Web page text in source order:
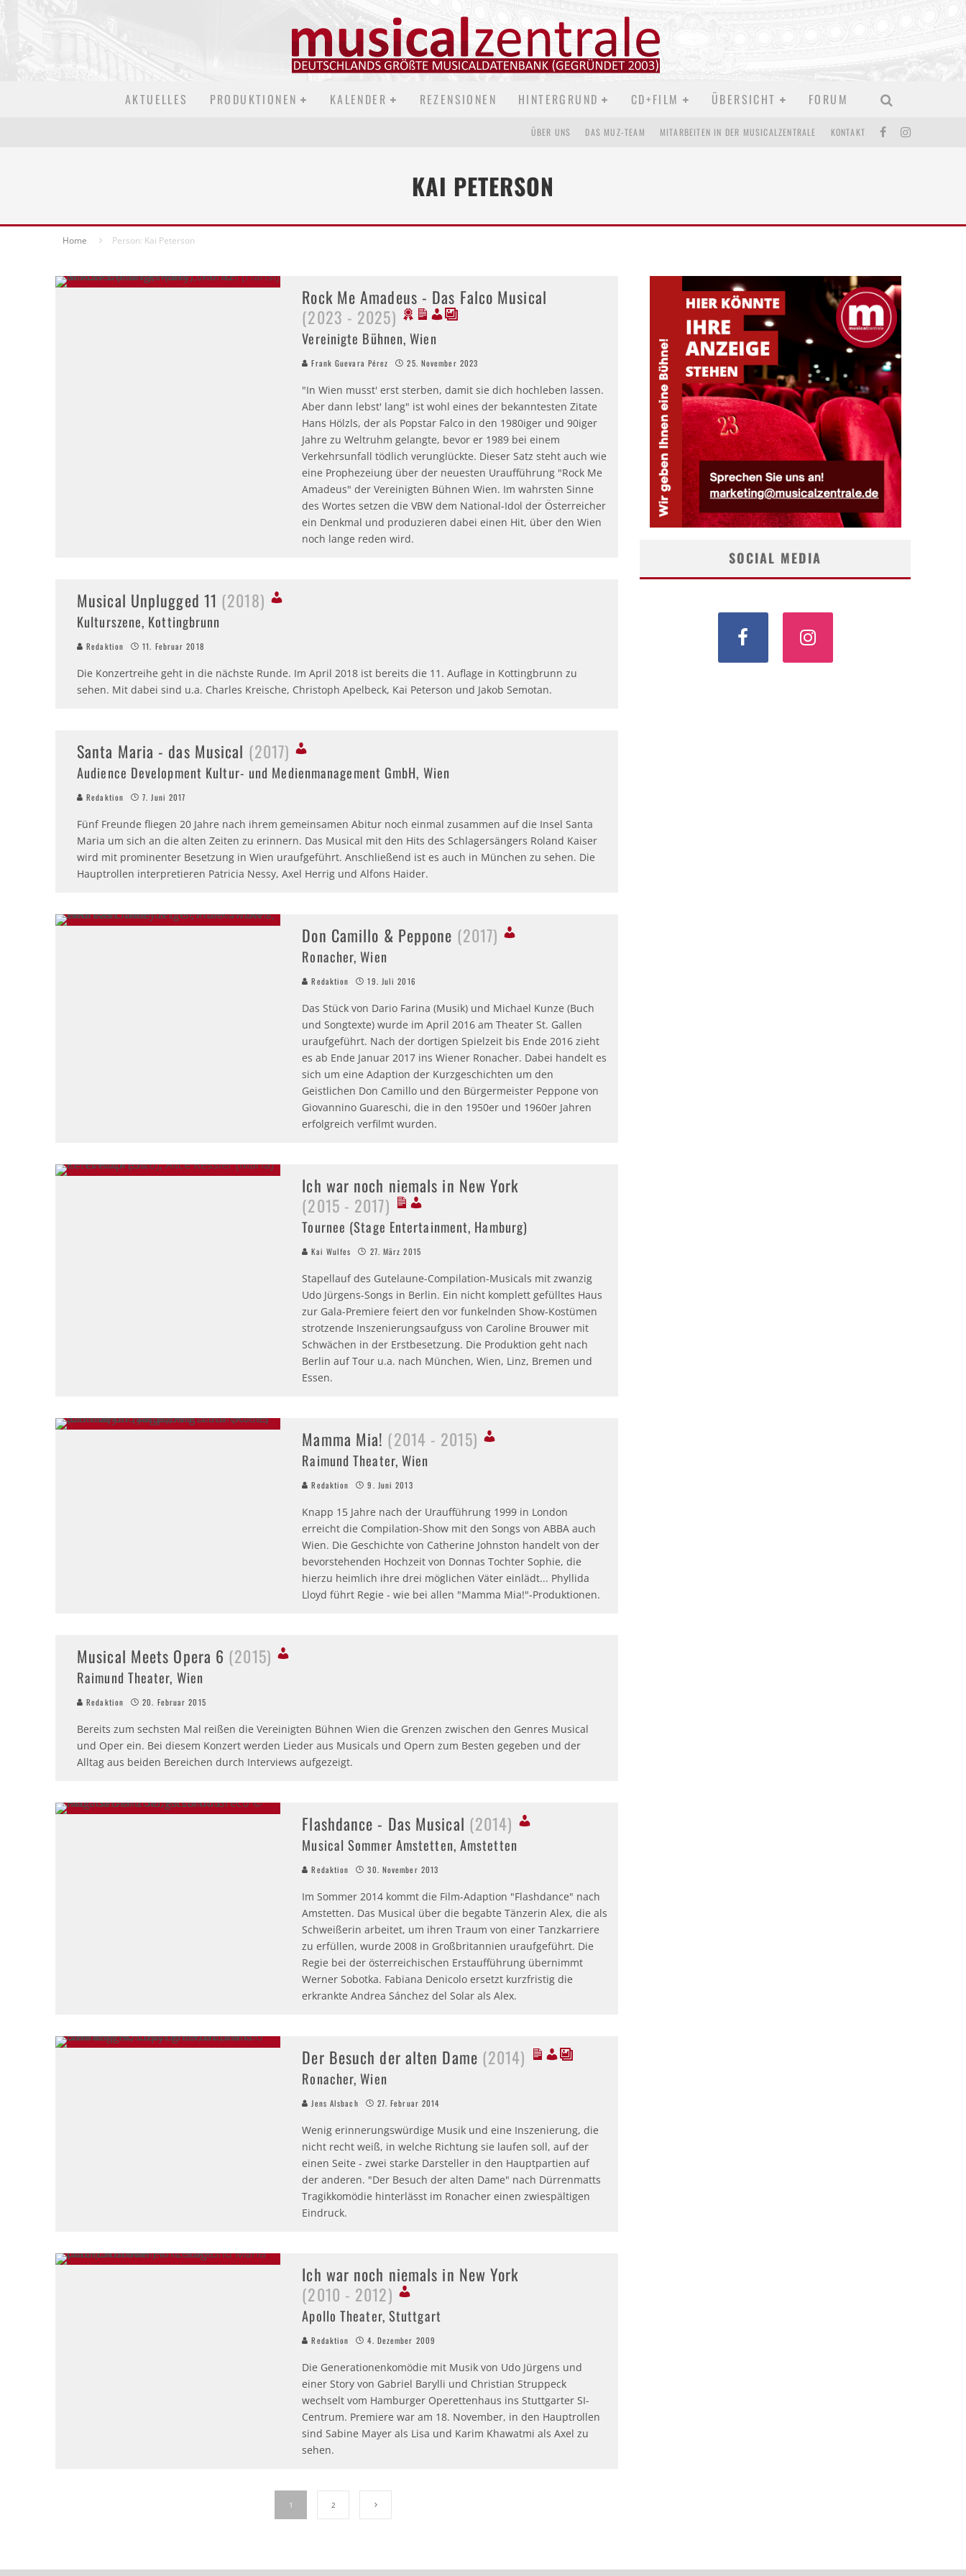
AKTUELLES PRODUKTIONEN KALENDER REZENSIONEN HINTERGRUND CD+FILM ÜBERSICHT FORUM
ÜBER UNS DAS MUZ-TEAM MITARBEITEN IN DER MUSICALZENTRALE KONTAKT
KAI PETERSON
Home Person: Kai Peterson
Rock Me Amadeus - Das Falco Musical
(2023 - 2025)
Vereinigte Bühnen, Wien
Frank Guevara Pérez 25. November 2023
"In Wien musst' erst sterben, damit sie dich hochleben lassen.
Aber dann lebst' lang" ist wohl eines der bekanntesten Zitate
Hans Hölzls, der als Popstar Falco in den 1980iger und 90iger
Jahre zu Weltruhm gelangte, bevor er 1989 bei einem
Verkehrsunfall tödlich verunglückte. Dieser Satz steht auch wie
eine Prophezeiung über der neuesten Uraufführung "Rock Me
Amadeus" der Vereinigten Bühnen Wien. Im wahrsten Sinne
des Wortes setzen die VBW dem National-Idol der Österreicher
ein Denkmal und produzieren dabei einen Hit, über den Wien
noch lange reden wird.
Musical Unplugged 11 (2018)
Kulturszene, Kottingbrunn
Redaktion 11. Februar 2018
Die Konzertreihe geht in die nächste Runde. Im April 2018 ist bereits die 11. Auflage in Kottingbrunn zu
sehen. Mit dabei sind u.a. Charles Kreische, Christoph Apelbeck, Kai Peterson und Jakob Semotan.
Santa Maria - das Musical (2017)
Audience Development Kultur- und Medienmanagement GmbH, Wien
Redaktion 7. Juni 2017
Fünf Freunde fliegen 20 Jahre nach ihrem gemeinsamen Abitur noch einmal zusammen auf die Insel Santa
Maria um sich an die alten Zeiten zu erinnern. Das Musical mit den Hits des Schlagersängers Roland Kaiser
wird mit prominenter Besetzung in Wien uraufgeführt. Anschließend ist es auch in München zu sehen. Die
Hauptrollen interpretieren Patricia Nessy, Axel Herrig und Alfons Haider.
Don Camillo & Peppone (2017)
Ronacher, Wien
Redaktion 19. Juli 2016
Das Stück von Dario Farina (Musik) und Michael Kunze (Buch
und Songtexte) wurde im April 2016 am Theater St. Gallen
uraufgeführt. Nach der dortigen Spielzeit bis Ende 2016 zieht
es ab Ende Januar 2017 ins Wiener Ronacher. Dabei handelt es
sich um eine Adaption der Kurzgeschichten um den
Geistlichen Don Camillo und den Bürgermeister Peppone von
Giovannino Guareschi, die in den 1950er und 1960er Jahren
erfolgreich verfilmt wurden.
Ich war noch niemals in New York
(2015 - 2017)
Tournee (Stage Entertainment, Hamburg)
Kai Wulfes 27. März 2015
Stapellauf des Gutelaune-Compilation-Musicals mit zwanzig
Udo Jürgens-Songs in Berlin. Ein nicht komplett gefülltes Haus
zur Gala-Premiere feiert den vor funkelnden Show-Kostümen
strotzende Inszenierungsaufguss von Caroline Brouwer mit
Schwächen in der Erstbesetzung. Die Produktion geht nach
Berlin auf Tour u.a. nach München, Wien, Linz, Bremen und
Essen.
Mamma Mia! (2014 - 2015)
Raimund Theater, Wien
Redaktion 9. Juni 2013
Knapp 15 Jahre nach der Uraufführung 1999 in London
erreicht die Compilation-Show mit den Songs von ABBA auch
Wien. Die Geschichte von Catherine Johnston handelt von der
bevorstehenden Hochzeit von Donnas Tochter Sophie, die
hierzu heimlich ihre drei möglichen Väter einlädt... Phyllida
Lloyd führt Regie - wie bei allen "Mamma Mia!"-Produktionen.
Musical Meets Opera 6 (2015)
Raimund Theater, Wien
Redaktion 20. Februar 2015
Bereits zum sechsten Mal reißen die Vereinigten Bühnen Wien die Grenzen zwischen den Genres Musical
und Oper ein. Bei diesem Konzert werden Lieder aus Musicals und Opern zum Besten gegeben und der
Alltag aus beiden Bereichen durch Interviews aufgezeigt.
Flashdance - Das Musical (2014)
Musical Sommer Amstetten, Amstetten
Redaktion 30. November 2013
Im Sommer 2014 kommt die Film-Adaption "Flashdance" nach
Amstetten. Das Musical über die begabte Tänzerin Alex, die als
Schweißerin arbeitet, um ihren Traum von einer Tanzkarriere
zu erfüllen, wurde 2008 in Großbritannien uraufgeführt. Die
Regie bei der österreichischen Erstaufführung übernimmt
Werner Sobotka. Fabiana Denicolo ersetzt kurzfristig die
erkrankte Andrea Sánchez del Solar als Alex.
Der Besuch der alten Dame (2014)
Ronacher, Wien
Jens Alsbach 27. Februar 2014
Wenig erinnerungswürdige Musik und eine Inszenierung, die
nicht recht weiß, in welche Richtung sie laufen soll, auf der
einen Seite - zwei starke Darsteller in den Hauptpartien auf
der anderen. "Der Besuch der alten Dame" nach Dürrenmatts
Tragikkomödie hinterlässt im Ronacher einen zwiespältigen
Eindruck.
Ich war noch niemals in New York
(2010 - 2012)
Apollo Theater, Stuttgart
Redaktion 4. Dezember 2009
Die Generationenkomödie mit Musik von Udo Jürgens und
einer Story von Gabriel Barylli und Christian Struppeck
wechselt vom Hamburger Operettenhaus ins Stuttgarter SI-
Centrum. Premiere war am 18. November, in den Hauptrollen
sind Sabine Mayer als Lisa und Karim Khawatmi als Axel zu
sehen.
1 2
SOCIAL MEDIA